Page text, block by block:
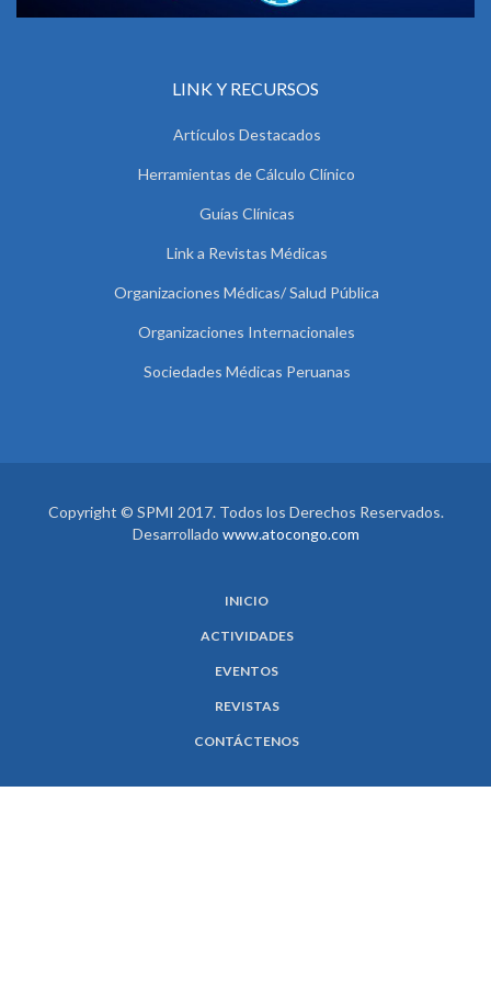
LINK Y RECURSOS
Artículos Destacados
Herramientas de Cálculo Clínico
Guías Clínicas
Link a Revistas Médicas
Organizaciones Médicas/ Salud Pública
Organizaciones Internacionales
Sociedades Médicas Peruanas
Copyright © SPMI 2017. Todos los Derechos Reservados.
Desarrollado www.atocongo.com
INICIO
ACTIVIDADES
EVENTOS
REVISTAS
CONTÁCTENOS